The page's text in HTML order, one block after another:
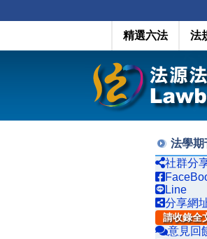
精選六法 法
法學期
社群分
Line
分享網
請收錄全
意見回